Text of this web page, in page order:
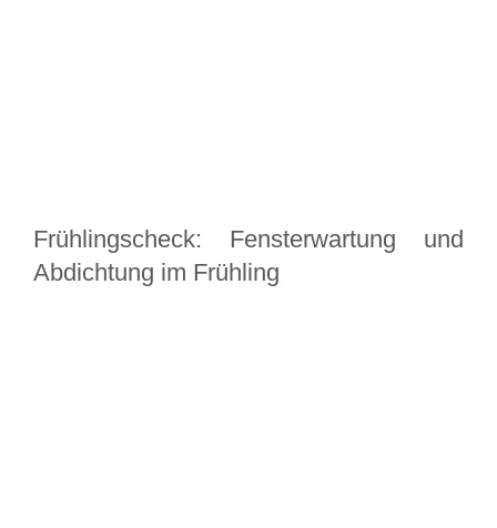
Frühlingscheck: Fensterwartung und
Abdichtung im Frühling